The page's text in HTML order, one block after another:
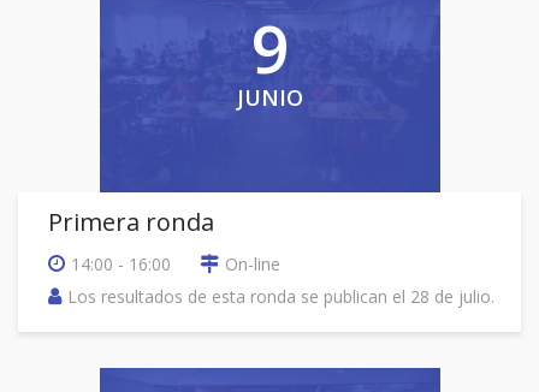
9
JUNIO
Primera ronda
14:00 - 16:00
On-line
Los resultados de esta ronda se publican el 28 de julio.